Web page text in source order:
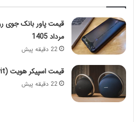
مرداد 1405
22 دقیقه پیش
قیمت اسپیکر هویت (Havit) امروز 19 مرداد 1405
22 دقیقه پیش